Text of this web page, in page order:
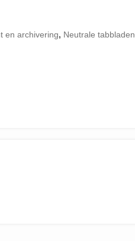
en archivering, Neutrale tabbladen